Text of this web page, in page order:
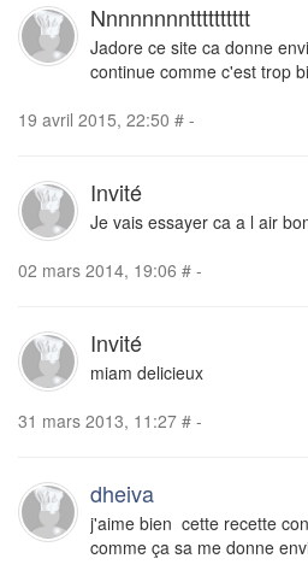
Nnnnnnnntttttttttt
Jadore ce site ca donne
continue comme c'est trop
19 avril 2015, 22:50 # -
Invité
Je vais essayer ca a l air
02 mars 2014, 19:06 # -
Invité
miam delicieux
31 mars 2013, 11:27 # -
dheiva
j'aime bien cette recette
comme ça sa me donne